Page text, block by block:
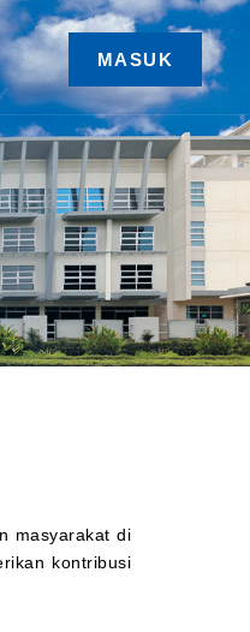
MASUK
masyarakat di
kontribusi